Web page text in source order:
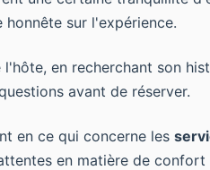
sur l'expérience.
en recherchant son
avant de réserver.
en ce qui concerne les
en matière de